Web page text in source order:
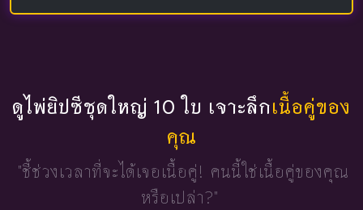
ดูไพ่ยิปซีชุดใหญ่ 10 ใบ เจาะลึกเนื้อคู่ของ
คุณ
"ชี้ช่วงเวลาที่จะได้เจอเนื้อคู่! คนนี้ใช่เนื้อคู่ของคุณ
หรือเปล่า?"